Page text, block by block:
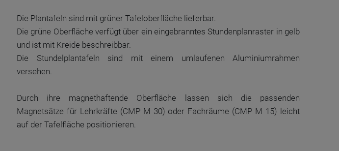
Die Plantafeln sind mit grüner Tafeloberfläche lieferbar.
Die grüne Oberfläche verfügt über ein eingebranntes Stundenplanraster in gelb
und ist mit Kreide beschreibbar.
Die Stundelplantafeln sind mit einem umlaufenen Aluminiumrahmen
versehen.
Durch ihre magnethaftende Oberfläche lassen sich die passenden
Magnetsätze für Lehrkräfte (CMP M 30) oder Fachräume (CMP M 15) leicht
auf der Tafelfläche positionieren.